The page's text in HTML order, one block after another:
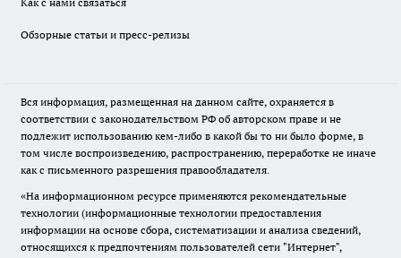
Обзорные статьи и пресс-релизы
Вся информация, размещенная на данном сайте, охраняется в
соответствии с законодательством РФ об авторском праве и не
подлежит использованию кем-либо в какой бы то ни было форме, в
том числе воспроизведению, распространению, переработке не иначе
как с письменного разрешения правообладателя.
«На информационном ресурсе применяются рекомендательные
технологии (информационные технологии предоставления
информации на основе сбора, систематизации и анализа сведений,
относящихся к предпочтениям пользователей сети "Интернет",